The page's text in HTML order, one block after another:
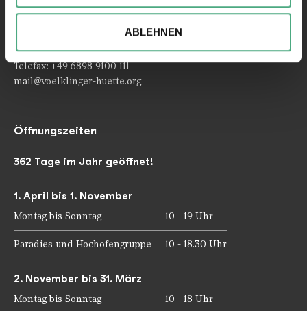
Ihrer Verwendung unserer Website an unsere Partner für
Partner führen diese Informationen möglicherweise mit
weiteren Daten zusammen, die Sie ihnen bereitgestellt
haben oder die sie im Rahmen Ihrer Nutzung der Dienste
gesammelt haben.
ABLEHNEN
Rathausstraße 75 – 79
Telefon: +49 6898 9100 100
Telefax: +49 6898 9100 111
mail@voelklinger-huette.org
Öffnungszeiten
362 Tage im Jahr geöffnet!
1. April bis 1. November
Montag bis Sonntag 10 - 19 Uhr
Paradies und Hochofengruppe 10 - 18.30 Uhr
2. November bis 31. März
Montag bis Sonntag 10 - 18 Uhr